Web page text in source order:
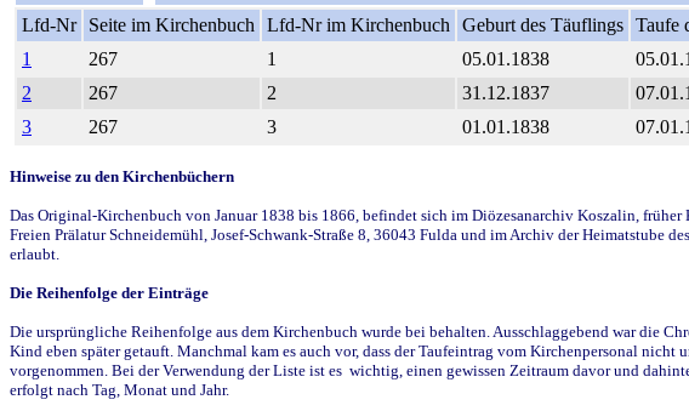
Lfd-Nr
Seite im Kirchenbuch Lfd-Nr im Kirchenbuch Geburt des Täuflings Taufe
1
267 1 05.01.1838
2
267 2 31.12.1837
3
267 3 01.01.1838
Hinweise zu den Kirchenbüchern
Das Original-Kirchenbuch von Januar 1838 bis 1866, befindet sich im Diözesanarchiv Koszalin,
Freien Prälatur Schneidemühl, Josef-Schwank-Straße 8, 36043 Fulda und im Archiv der Heimatstube
erlaubt.
Die Reihenfolge der Einträge
Die ursprüngliche Reihenfolge aus dem Kirchenbuch wurde bei behalten. Ausschlaggebend war die
Kind eben später getauft. Manchmal kam es auch vor, dass der Taufeintrag vom Kirchenpersonal
vorgenommen. Bei der Verwendung der Liste ist es wichtig, einen gewissen Zeitraum davor und
erfolgt nach Tag, Monat und Jahr.